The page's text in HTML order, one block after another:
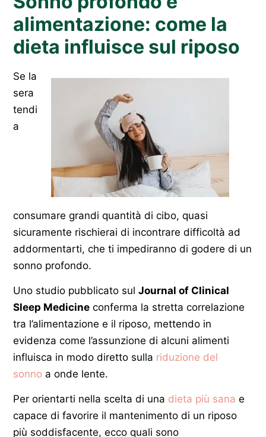
alimentazione: come la
dieta influisce sul riposo
Se la
sera
tendi
a
consumare grandi quantità di cibo, quasi
sicuramente rischierai di incontrare difficoltà ad
addormentarti, che ti impediranno di godere di un
sonno profondo.
Uno studio pubblicato sul Journal of Clinical
Sleep Medicine conferma la stretta correlazione
tra l’alimentazione e il riposo, mettendo in
evidenza come l’assunzione di alcuni alimenti
influisca in modo diretto sulla riduzione del
sonno a onde lente.
Per orientarti nella scelta di una dieta più sana e
capace di favorire il mantenimento di un riposo
più soddisfacente, ecco quali sono